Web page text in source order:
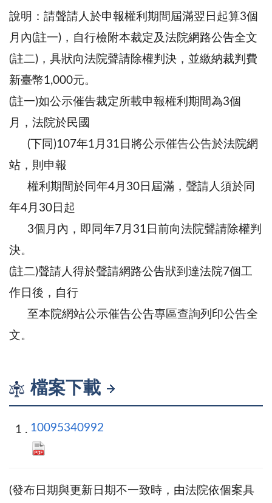
說明：請聲請人於申報權利期間屆滿翌日起算3個
月內(註一)，自行檢附本裁定及法院網路公告全文
(註二)，具狀向法院聲請除權判決，並繳納裁判費
新臺幣1,000元。
(註一)如公示催告裁定所載申報權利期間為3個
月，法院於民國
(下同)107年1月31日將公示催告公告於法院網
站，則申報
權利期間於同年4月30日屆滿，聲請人須於同
年4月30日起
3個月內，即同年7月31日前向法院聲請除權判
決。
(註二)聲請人得於聲請網路公告狀到達法院7個工
作日後，自行
至本院網站公示催告公告專區查詢列印公告全
文。
檔案下載
10095340992
(發布日期與更新日期不一致時，由法院依個案具